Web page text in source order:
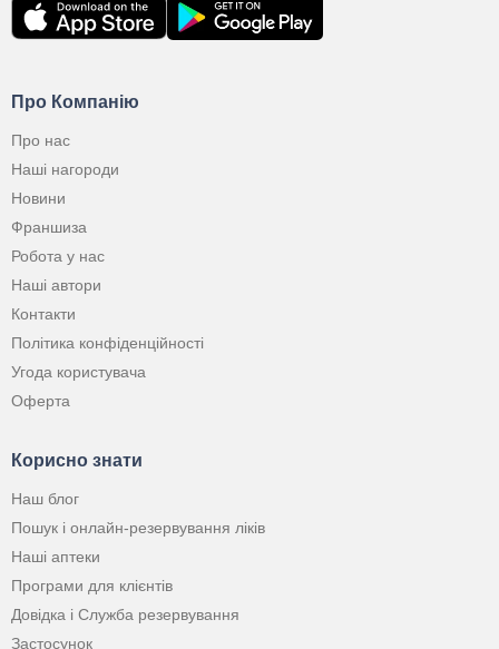
Про Компанію
Про нас
Наші нагороди
Новини
Франшиза
Робота у нас
Наші автори
Контакти
Політика конфіденційності
Угода користувача
Оферта
Корисно знати
Наш блог
Пошук і онлайн-резервування ліків
Наші аптеки
Програми для клієнтів
Довідка і Служба резервування
Застосунок